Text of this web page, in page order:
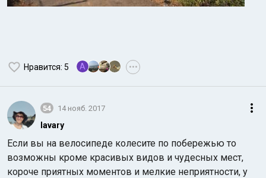
Нравится: 5 A •••
54 14 нояб. 2017
lavary
Если вы на велосипеде колесите по побережью то
возможны кроме красивых видов и чудесных мест,
короче приятных моментов и мелкие неприятности, у